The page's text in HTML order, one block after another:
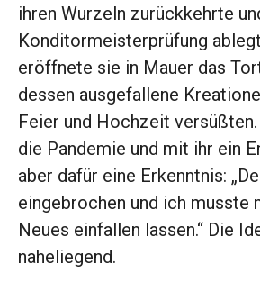
ihren Wurzeln zurückkehrte
Konditormeisterprüfung
eröffnete sie in Mauer das
dessen ausge­fallene
Feier und Hochzeit
die Pandemie und mit ihr ein
aber dafür eine Erkenntnis:
eingebrochen und ich musste
Neues einfallen ­lassen.“ Die
naheliegend.